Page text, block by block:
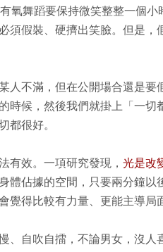
氧舞蹈要保持微笑整整一個
須假裝、硬擠出笑臉。但是
人不滿，但在公開場合還是
時候，然後我們就掛上「一
都很好。
有效。一項研究發現， 光是改
體佔據的空間，只要兩分鐘
覺得比較有力量、更能主導局
、自吹自擂，不論男女，沒人